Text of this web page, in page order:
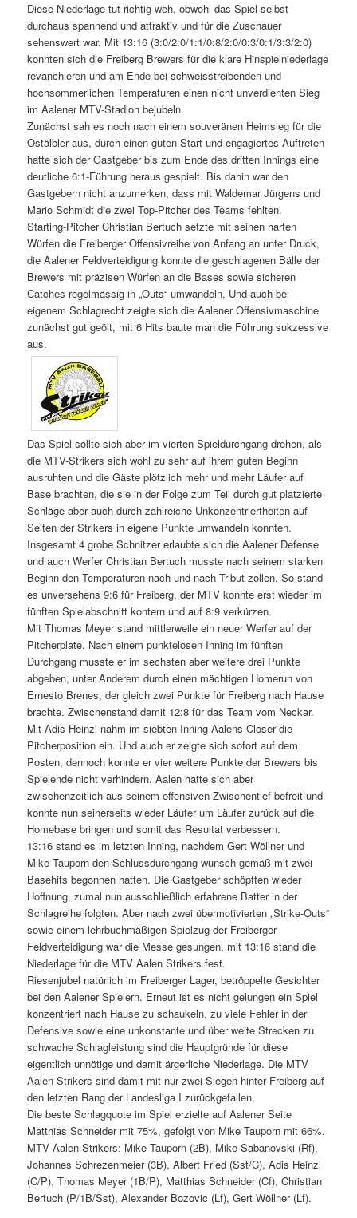
Diese Niederlage tut richtig weh, obwohl das Spiel selbst
durchaus spannend und attraktiv und für die Zuschauer
sehenswert war. Mit 13:16 (3:0/2:0/1:1/0:8/2:0/0:3/0:1/3:3/2:0)
konnten sich die Freiberg Brewers für die klare Hinspielniederlage
revanchieren und am Ende bei schweisstreibenden und
hochsommerlichen Temperaturen einen nicht unverdienten Sieg
im Aalener MTV-Stadion bejubeln.
Zunächst sah es noch nach einem souveränen Heimsieg für die
Ostälbler aus, durch einen guten Start und engagiertes Auftreten
hatte sich der Gastgeber bis zum Ende des dritten Innings eine
deutliche 6:1-Führung heraus gespielt. Bis dahin war den
Gastgebern nicht anzumerken, dass mit Waldemar Jürgens und
Mario Schmidt die zwei Top-Pitcher des Teams fehlten.
Starting-Pitcher Christian Bertuch setzte mit seinen harten
Würfen die Freiberger Offensivreihe von Anfang an unter Druck,
die Aalener Feldverteidigung konnte die geschlagenen Bälle der
Brewers mit präzisen Würfen an die Bases sowie sicheren
Catches regelmässig in „Outs“ umwandeln. Und auch bei
eigenem Schlagrecht zeigte sich die Aalener Offensivmaschine
zunächst gut geölt, mit 6 Hits baute man die Führung sukzessive
aus.
Das Spiel sollte sich aber im vierten Spieldurchgang drehen, als
die MTV-Strikers sich wohl zu sehr auf ihrem guten Beginn
ausruhten und die Gäste plötzlich mehr und mehr Läufer auf
Base brachten, die sie in der Folge zum Teil durch gut platzierte
Schläge aber auch durch zahlreiche Unkonzentriertheiten auf
Seiten der Strikers in eigene Punkte umwandeln konnten.
Insgesamt 4 grobe Schnitzer erlaubte sich die Aalener Defense
und auch Werfer Christian Bertuch musste nach seinem starken
Beginn den Temperaturen nach und nach Tribut zollen. So stand
es unversehens 9:6 für Freiberg, der MTV konnte erst wieder im
fünften Spielabschnitt kontern und auf 8:9 verkürzen.
Mit Thomas Meyer stand mittlerweile ein neuer Werfer auf der
Pitcherplate. Nach einem punktelosen Inning im fünften
Durchgang musste er im sechsten aber weitere drei Punkte
abgeben, unter Anderem durch einen mächtigen Homerun von
Ernesto Brenes, der gleich zwei Punkte für Freiberg nach Hause
brachte. Zwischenstand damit 12:8 für das Team vom Neckar.
Mit Adis Heinzl nahm im siebten Inning Aalens Closer die
Pitcherposition ein. Und auch er zeigte sich sofort auf dem
Posten, dennoch konnte er vier weitere Punkte der Brewers bis
Spielende nicht verhindern. Aalen hatte sich aber
zwischenzeitlich aus seinem offensiven Zwischentief befreit und
konnte nun seinerseits wieder Läufer um Läufer zurück auf die
Homebase bringen und somit das Resultat verbessern.
13:16 stand es im letzten Inning, nachdem Gert Wöllner und
Mike Tauporn den Schlussdurchgang wunsch gemäß mit zwei
Basehits begonnen hatten. Die Gastgeber schöpften wieder
Hoffnung, zumal nun ausschließlich erfahrene Batter in der
Schlagreihe folgten. Aber nach zwei übermotivierten „Strike-Outs“
sowie einem lehrbuchmäßigen Spielzug der Freiberger
Feldverteidigung war die Messe gesungen, mit 13:16 stand die
Niederlage für die MTV Aalen Strikers fest.
Riesenjubel natürlich im Freiberger Lager, betröppelte Gesichter
bei den Aalener Spielern. Erneut ist es nicht gelungen ein Spiel
konzentriert nach Hause zu schaukeln, zu viele Fehler in der
Defensive sowie eine unkonstante und über weite Strecken zu
schwache Schlagleistung sind die Hauptgründe für diese
eigentlich unnötige und damit ärgerliche Niederlage. Die MTV
Aalen Strikers sind damit mit nur zwei Siegen hinter Freiberg auf
den letzten Rang der Landesliga I zurückgefallen.
Die beste Schlagquote im Spiel erzielte auf Aalener Seite
Matthias Schneider mit 75%, gefolgt von Mike Tauporn mit 66%.
MTV Aalen Strikers: Mike Tauporn (2B), Mike Sabanovski (Rf),
Johannes Schrezenmeier (3B), Albert Fried (Sst/C), Adis Heinzl
(C/P), Thomas Meyer (1B/P), Matthias Schneider (Cf), Christian
Bertuch (P/1B/Sst), Alexander Bozovic (Lf), Gert Wöllner (Lf).